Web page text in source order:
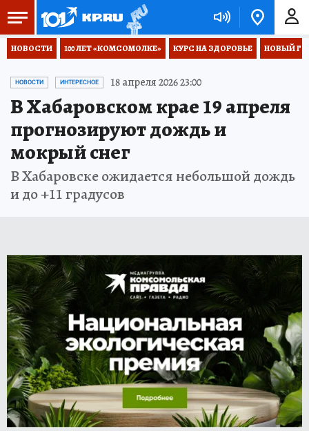
НОВОСТИ 100 ЛЕТ «КОМСОМОЛКЕ» КУРС НА ЗДОРОВЬЕ НОВЫЙ
НОВОСТИ ИНТЕРЕСНОЕ 18 апреля 2026 23:00
В Хабаровском крае 19 апреля
прогнозируют дождь и
мокрый снег
В Хабаровске ожидается небольшой дождь
и до +11 градусов